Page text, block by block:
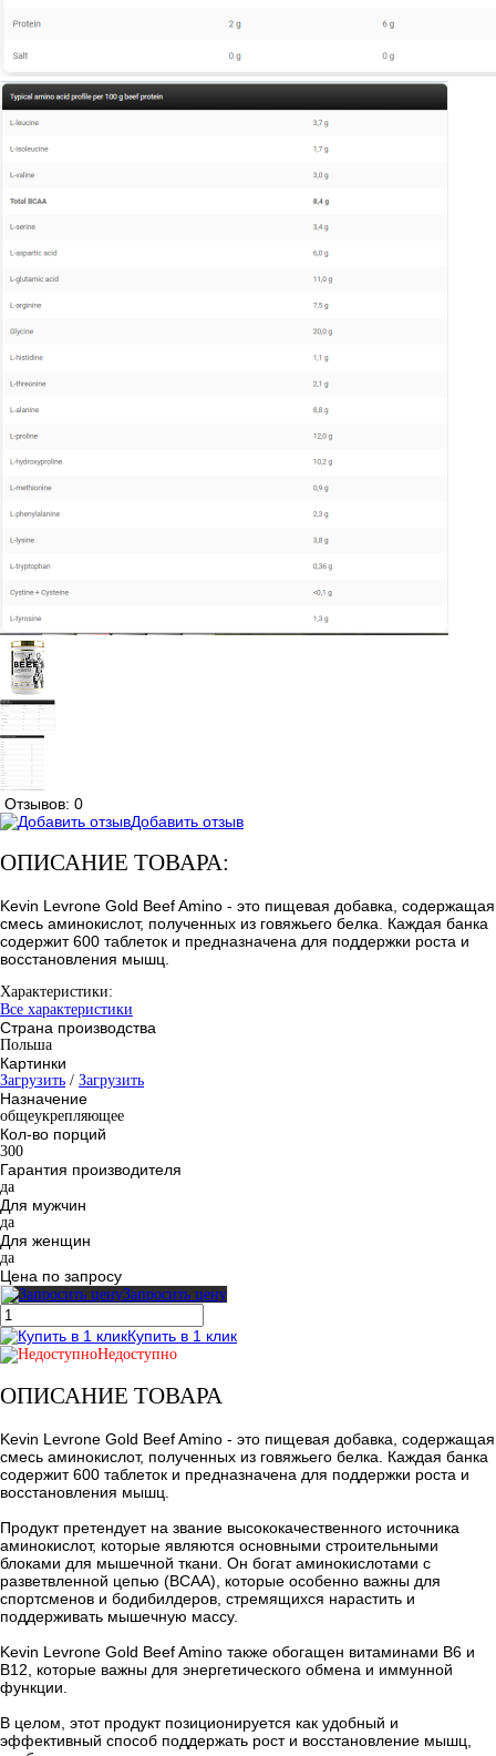
Отзывов: 0
Добавить отзыв
ОПИСАНИЕ ТОВАРА:
Kevin Levrone Gold Beef Amino - это пищевая добавка, содержащая
смесь аминокислот, полученных из говяжьего белка. Каждая банка
содержит 600 таблеток и предназначена для поддержки роста и
восстановления мышц.
Характеристики:
Все характеристики
Страна производства
Польша
Картинки
Загрузить / Загрузить
Назначение
общеукрепляющее
Кол-во порций
300
Гарантия производителя
да
Для мужчин
да
Для женщин
да
Цена по запросу
Запросить цену
Купить в 1 клик
Недоступно
ОПИСАНИЕ ТОВАРА
Kevin Levrone Gold Beef Amino - это пищевая добавка, содержащая
смесь аминокислот, полученных из говяжьего белка. Каждая банка
содержит 600 таблеток и предназначена для поддержки роста и
восстановления мышц.
Продукт претендует на звание высококачественного источника
аминокислот, которые являются основными строительными
блоками для мышечной ткани. Он богат аминокислотами с
разветвленной цепью (ВСАА), которые особенно важны для
спортсменов и бодибилдеров, стремящихся нарастить и
поддерживать мышечную массу.
Kevin Levrone Gold Beef Amino также обогащен витаминами В6 и
В12, которые важны для энергетического обмена и иммунной
функции.
В целом, этот продукт позиционируется как удобный и
эффективный способ поддержать рост и восстановление мышц,